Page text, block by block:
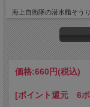
海上自衛隊の潜水艦そう
「そうりゅう」「うんり
号と自衛艦旗も入ってお
価格:660円(税込)
[ポイント還元 6